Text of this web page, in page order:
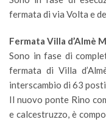
fermata di via Volta e
Fermata Villa d’Almè
Sono in fase di
fermata di Villa
interscambio di 63
Il nuovo ponte Rino
e calcestruzzo, è